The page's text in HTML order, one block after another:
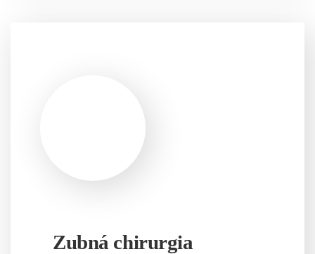
Zubná chirurgia